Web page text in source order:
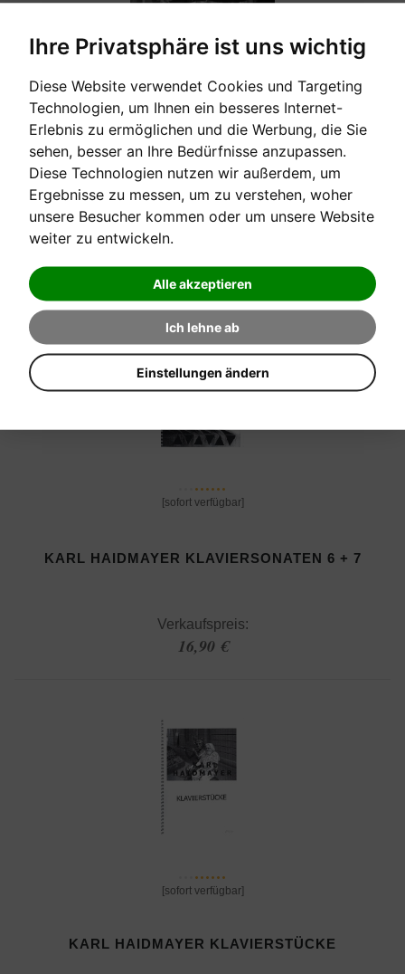
Ihre Privatsphäre ist uns wichtig
Diese Website verwendet Cookies und Targeting
Technologien, um Ihnen ein besseres Internet-
Erlebnis zu ermöglichen und die Werbung, die Sie
sehen, besser an Ihre Bedürfnisse anzupassen.
Diese Technologien nutzen wir außerdem, um
Ergebnisse zu messen, um zu verstehen, woher
unsere Besucher kommen oder um unsere Website
weiter zu entwickeln.
Alle akzeptieren
Ich lehne ab
Einstellungen ändern
SORTIERT NACH PRODUKTNAME +/-
HERSTELLER: KARL HAIDMAYER EIGENVERLAG
ERGEBNISSE 1 - 3 VON 3
Produkte
[sofort verfügbar]
KARL HAIDMAYER KLAVIERSONATEN 6 + 7
Verkaufspreis:
16,90 €
[sofort verfügbar]
KARL HAIDMAYER KLAVIERSTÜCKE